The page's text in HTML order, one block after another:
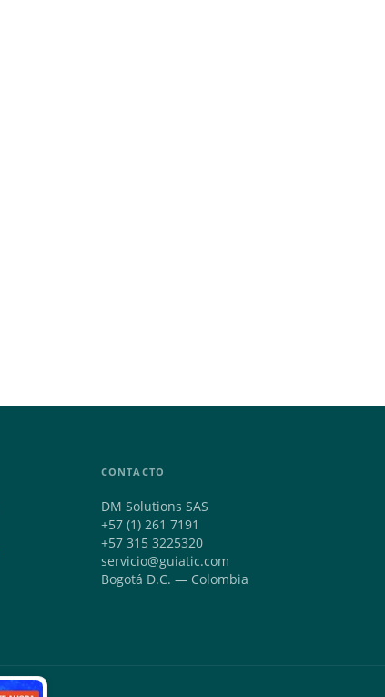
CONTACTO
DM Solutions SAS
+57 (1) 261 7191
+57 315 3225320
servicio@guiatic.com
Bogotá D.C. — Colombia